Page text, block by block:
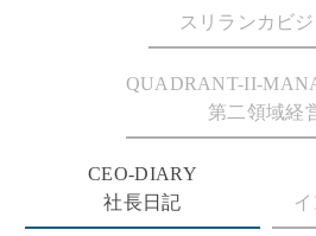
スリランカビジ
QUADRANT-II-
第二領域経
CEO-DIARY
社長日記